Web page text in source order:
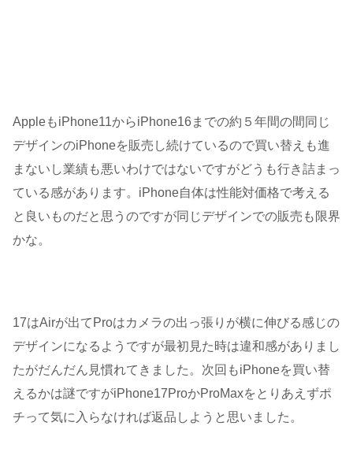
AppleもiPhone11からiPhone16までの約５年間の間同じ
デザインのiPhoneを販売し続けているので買い替えも進
まないし業績も悪いわけではないですがどうも行き詰まっ
ている感があります。iPhone自体は性能対価格で考える
と良いものだと思うのですが同じデザインでの販売も限界
かな。
17はAirが出てProはカメラの出っ張りが横に伸びる感じの
デザインになるようですが最初見た時は違和感がありまし
たがだんだん見慣れてきました。次回もiPhoneを買い替
えるかは謎ですがiPhone17ProかProMaxをとりあえずポ
チって気に入らなければ返品しようと思いました。